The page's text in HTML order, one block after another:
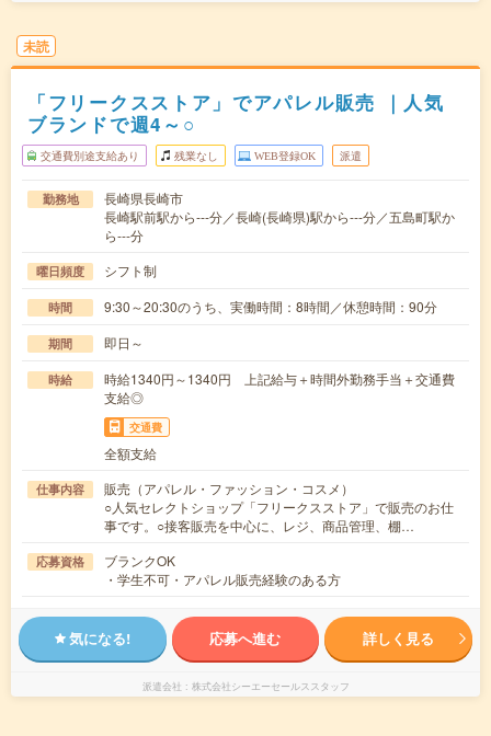
未読
「フリークスストア」でアパレル販売 ｜人気
ブランドで週4～○
交通費別途支給あり 残業なし WEB登録OK 派遣
勤務地
長崎県長崎市
長崎駅前駅から---分／長崎(長崎県)駅から---分／五島町駅か
ら---分
曜日頻度 シフト制
時間 9:30～20:30のうち、実働時間：8時間／休憩時間：90分
期間 即日～
時給
時給1340円～1340円 上記給与＋時間外勤務手当＋交通費
支給◎
交通費
全額支給
仕事内容
販売（アパレル・ファッション・コスメ）
○人気セレクトショップ「フリークスストア」で販売のお仕
事です。○接客販売を中心に、レジ、商品管理、棚…
応募資格
ブランクOK
・学生不可・アパレル販売経験のある方
気になる! 応募へ進む 詳しく見る
派遣会社 株式会社シーエーセールススタッフ